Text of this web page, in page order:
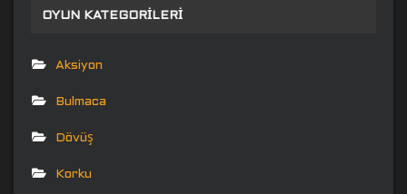
OYUN KATEGORILERI
Aksiyon
Bulmaca
Dövüş
Korku